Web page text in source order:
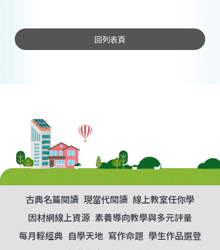
回列表頁
古典名篇閱讀 現當代閱讀 線上教室任你學
因材網線上資源 素養導向教學與多元評量
每月輕經典 自學天地 寫作命題 學生作品選登